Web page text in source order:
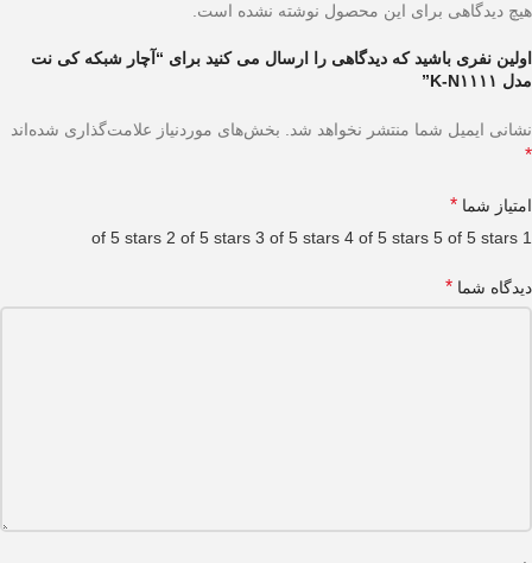
هیچ دیدگاهی برای این محصول نوشته نشده است.
اولین نفری باشید که دیدگاهی را ارسال می کنید برای “آچار شبکه کی نت
مدل K-N۱۱۱۱”
نشانی ایمیل شما منتشر نخواهد شد. بخش‌های موردنیاز علامت‌گذاری شده‌اند
*
امتیاز شما *
1 of 5 stars
2 of 5 stars 3 of 5 stars 4 of 5 stars 5 of 5 stars
دیدگاه شما *